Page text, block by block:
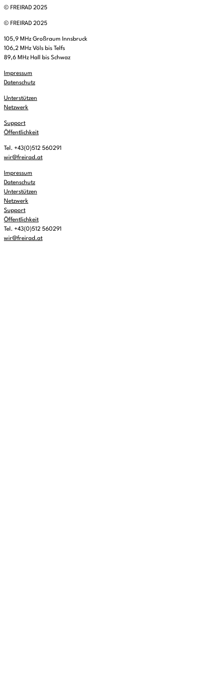
© FREIRAD 2025
© FREIRAD 2025
105,9 MHz Großraum Innsbruck
106,2 MHz Völs bis Telfs
89,6 MHz Hall bis Schwaz
Impressum
Datenschutz
Unterstützen
Netzwerk
Support
Öffentlichkeit
Tel. +43(0)512 560291
wir@freirad.at
Impressum
Datenschutz
Unterstützen
Netzwerk
Support
Öffentlichkeit
Tel. +43(0)512 560291
wir@freirad.at